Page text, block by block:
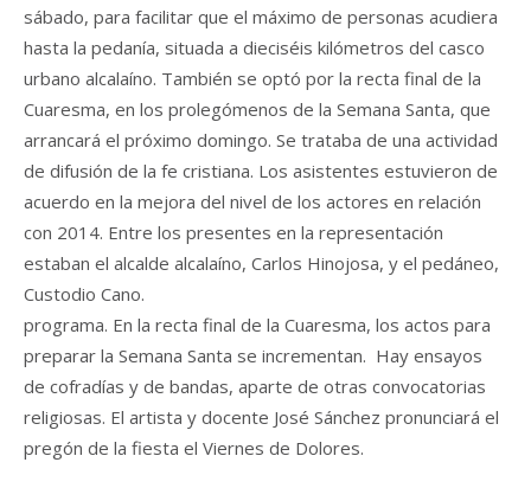
sábado, para facilitar que el máximo de personas acudiera
hasta la pedanía, situada a dieciséis kilómetros del casco
urbano alcalaíno. También se optó por la recta final de la
Cuaresma, en los prolegómenos de la Semana Santa, que
arrancará el próximo domingo. Se trataba de una actividad
de difusión de la fe cristiana. Los asistentes estuvieron de
acuerdo en la mejora del nivel de los actores en relación
con 2014. Entre los presentes en la representación
estaban el alcalde alcalaíno, Carlos Hinojosa, y el pedáneo,
Custodio Cano.
programa. En la recta final de la Cuaresma, los actos para
preparar la Semana Santa se incrementan. Hay ensayos
de cofradías y de bandas, aparte de otras convocatorias
religiosas. El artista y docente José Sánchez pronunciará el
pregón de la fiesta el Viernes de Dolores.